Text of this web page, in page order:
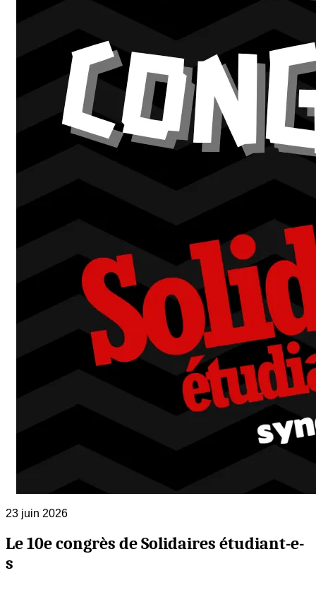
23 juin 2026
Le 10e congrès de Solidaires étudiant-e-
s